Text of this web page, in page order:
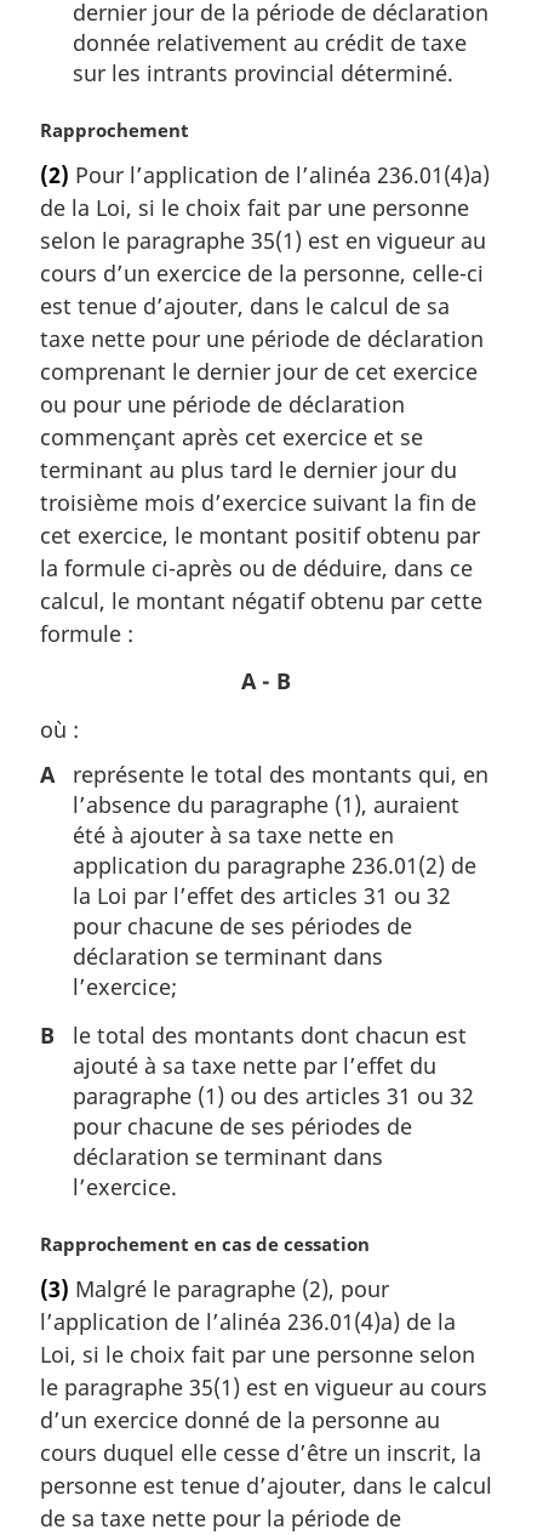
dernier jour de la période de déclaration
donnée relativement au crédit de taxe
sur les intrants provincial déterminé.
N
t
e
m
a
g
i
n
a
e
:
Rapprochement
(2) Pour l’application de l’alinéa 236.01(4)a)
de la Loi, si le choix fait par une personne
selon le paragraphe 35(1) est en vigueur au
cours d’un exercice de la personne, celle-ci
est tenue d’ajouter, dans le calcul de sa
taxe nette pour une période de déclaration
comprenant le dernier jour de cet exercice
ou pour une période de déclaration
commençant après cet exercice et se
terminant au plus tard le dernier jour du
troisième mois d’exercice suivant la fin de
cet exercice, le montant positif obtenu par
la formule ci-après ou de déduire, dans ce
calcul, le montant négatif obtenu par cette
formule :
A - B
où :
A
représente le total des montants qui, en
l’absence du paragraphe (1), auraient
été à ajouter à sa taxe nette en
application du paragraphe 236.01(2) de
la Loi par l’effet des articles 31 ou 32
pour chacune de ses périodes de
déclaration se terminant dans
l’exercice;
B
le total des montants dont chacun est
ajouté à sa taxe nette par l’effet du
paragraphe (1) ou des articles 31 ou 32
pour chacune de ses périodes de
déclaration se terminant dans
l’exercice.
N
t
e
m
a
g
i
n
a
Rapprochement en cas de cessation
(3) Malgré le paragraphe (2), pour
l’application de l’alinéa 236.01(4)a) de la
Loi, si le choix fait par une personne selon
le paragraphe 35(1) est en vigueur au cours
d’un exercice donné de la personne au
cours duquel elle cesse d’être un inscrit, la
personne est tenue d’ajouter, dans le calcul
de sa taxe nette pour la période de